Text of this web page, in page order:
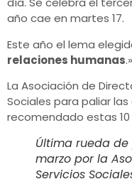
año cae en martes 17.
Este año el lema
relaciones humanas.»
La Asociación de
Sociales para paliar
recomendado estas
Última rueda
marzo por la
Servicios